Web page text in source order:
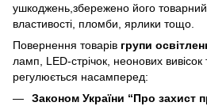
ушкоджень,збережено його товарний
властивості, пломби, ярлики тощо.
Повернення товарів групи
ламп, LED-стрічок, неонових вивісок
регулюється насамперед:
Законом України “Про захист